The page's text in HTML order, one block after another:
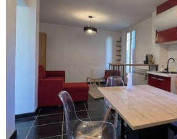
VOIR LE BIEN